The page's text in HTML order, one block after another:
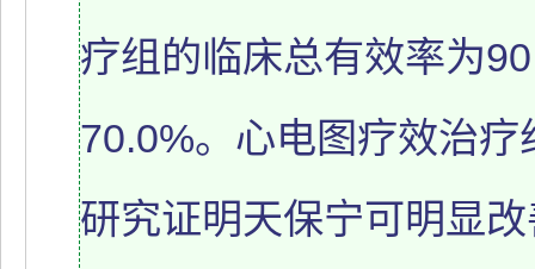
疗组的临床总有效率为
70.0%。心电图疗效治
研究证明天保宁可明显